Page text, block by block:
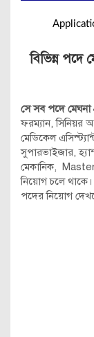
বিভিন্ন পদে
সে সব পদে মেঘনা
ফরম্যান, সিনিয়র
মেডিকেল
সুপারভাইজার,
মেকানিক,
নিয়োগ চলে থাকে।
পদের নিয়োগ